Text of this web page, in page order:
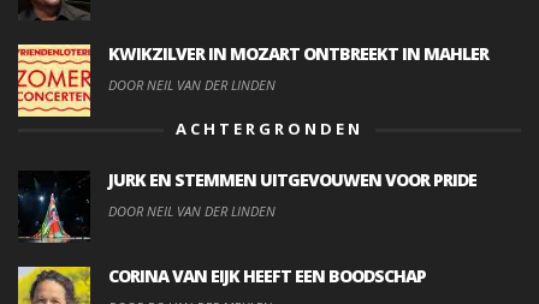
KWIKZILVER IN MOZART ONTBREEKT IN MAHLER
DOOR NEIL VAN DER LINDEN
ACHTERGRONDEN
JURK EN STEMMEN UITGEVOUWEN VOOR PRIDE
DOOR NEIL VAN DER LINDEN
CORINA VAN EIJK HEEFT EEN BOODSCHAP